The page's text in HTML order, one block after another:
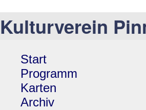
Kulturverein
Start
Programm
Karten
Archiv